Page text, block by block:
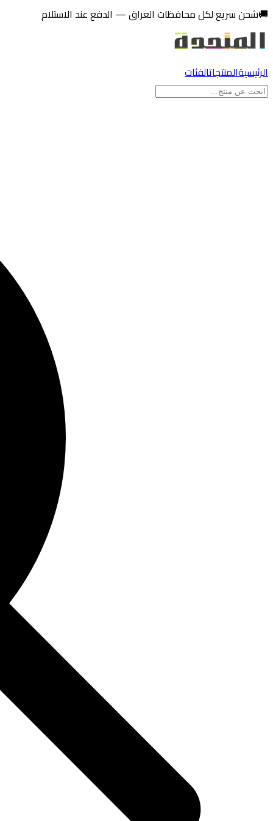
تخطي إلى المحتوى
🚚شحن سريع لكل محافظات العراق — الدفع عند الاستلام
الرئيسيةالمنتجاتالفئات